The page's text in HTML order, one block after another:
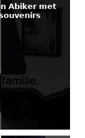
𝗔𝗯𝗶𝗸𝗲𝗿 𝗺𝗲𝘁